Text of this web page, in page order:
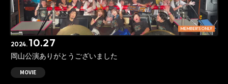
MEMBER'S ONLY
2024. 10.27
岡山公演ありがとうございました
MOVIE